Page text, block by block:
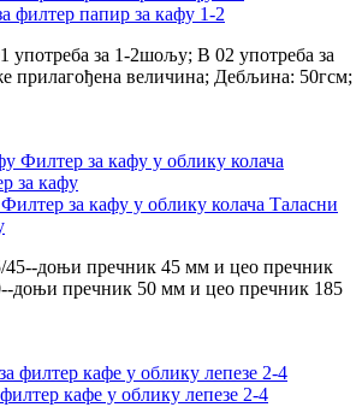
филтер папир за кафу 1-2
употреба за 1-2шољу; В 02 употреба за
величина; Дебљина: 50гсм;
за кафу у облику колача Таласни
45--доњи пречник 45 мм и цео пречник
доњи пречник 50 мм и цео пречник 185
кафе у облику лепезе 2-4